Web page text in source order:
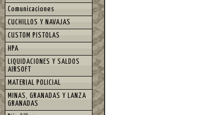
Comunicaciones
CUCHILLOS Y NAVAJAS
CUSTOM PISTOLAS
HPA
LIQUIDACIONES Y SALDOS
AIRSOFT
MATERIAL POLICIAL
MINAS, GRANADAS Y LANZA
GRANADAS